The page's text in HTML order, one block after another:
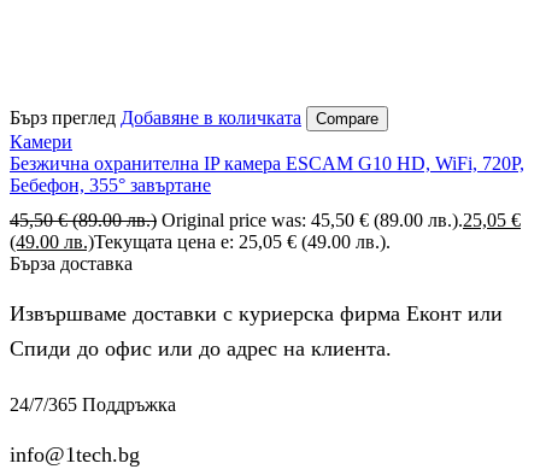
Бърз преглед Добавяне в количката Compare
Камери
Безжична охранителна IP камера ESCAM G10 HD, WiFi, 720P,
Бебефон, 355° завъртане
45,50€ (89.00 лв.) Original price was: 45,50 € (89.00 лв.).25,05 €
(49.00 лв.)Текущата цена е: 25,05 € (49.00 лв.).
Бърза доставка
Извършваме доставки с куриерска фирма Еконт или
Спиди до офис или до адрес на клиента.
24/7/365 Поддръжка
info@1tech.bg